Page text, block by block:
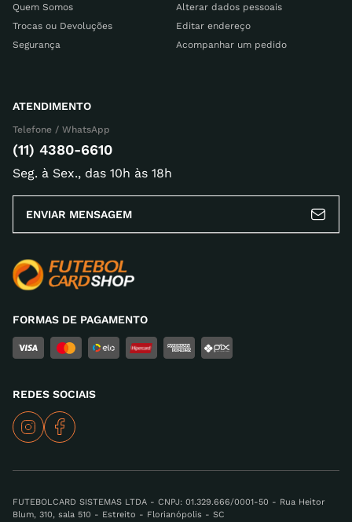
Quem Somos
Trocas ou Devoluções
Segurança
Alterar dados pessoais
Editar endereço
Acompanhar um pedido
ATENDIMENTO
Telefone / WhatsApp
(11) 4380-6610
Seg. à Sex., das 10h às 18h
ENVIAR MENSAGEM
FORMAS DE PAGAMENTO
REDES SOCIAIS
FUTEBOLCARD SISTEMAS LTDA - CNPJ: 01.329.666/0001-50 - Rua Heitor
Blum, 310, sala 510 - Estreito - Florianópolis - SC